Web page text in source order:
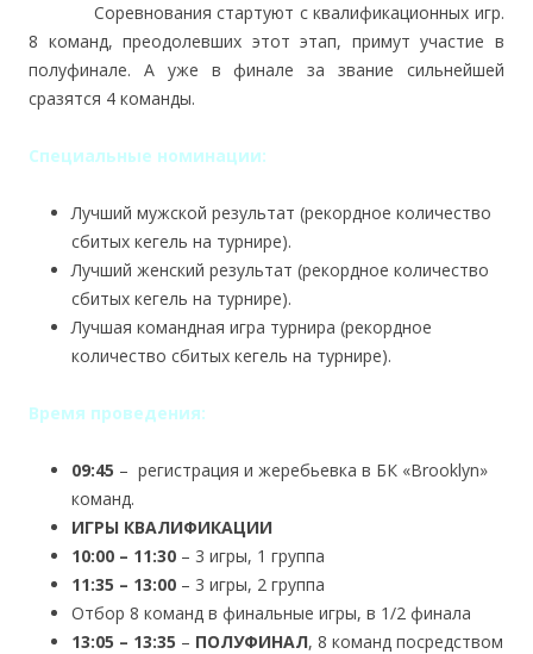
Соревнования стартуют с квалификационных игр.
8 команд, преодолевших этот этап, примут участие в
полуфинале. А уже в финале за звание сильнейшей
сразятся 4 команды.
Специальные номинации:
Лучший мужской результат (рекордное количество
сбитых кегель на турнире).
Лучший женский результат (рекордное количество
сбитых кегель на турнире).
Лучшая командная игра турнира (рекордное
количество сбитых кегель на турнире).
Время проведения:
09:45 – регистрация и жеребьевка в БК «Brooklyn»
команд.
ИГРЫ КВАЛИФИКАЦИИ
10:00 – 11:30 – 3 игры, 1 группа
11:35 – 13:00 – 3 игры, 2 группа
Отбор 8 команд в финальные игры, в 1/2 финала
13:05 – 13:35 – ПОЛУФИНАЛ, 8 команд посредством